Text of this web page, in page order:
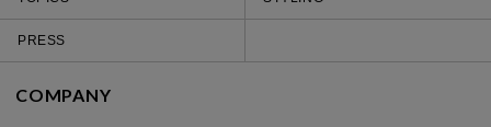
PRESS
COMPANY